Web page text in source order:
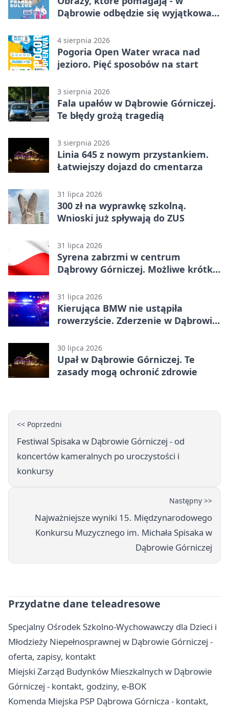
Dąbrowie odbędzie się wyjątkowa
4 sierpnia 2026
Pogoria Open Water wraca nad
jezioro. Pięć sposobów na start
3 sierpnia 2026
Fala upałów w Dąbrowie Górniczej.
Te błędy grożą tragedią
3 sierpnia 2026
Linia 645 z nowym przystankiem.
Łatwiejszy dojazd do cmentarza
31 lipca 2026
300 zł na wyprawkę szkolną.
Wnioski już spływają do ZUS
31 lipca 2026
Syrena zabrzmi w centrum
Dąbrowy Górniczej. Możliwe krótkie
31 lipca 2026
Kierująca BMW nie ustąpiła
rowerzyście. Zderzenie w Dąbrowie
30 lipca 2026
Upał w Dąbrowie Górniczej. Te
zasady mogą ochronić zdrowie
<< Poprzedni
Festiwal Spisaka w Dąbrowie Górniczej - od
koncertów kameralnych po uroczystości i
konkursy
Następny >>
Najważniejsze wyniki 15. Międzynarodowego
Konkursu Muzycznego im. Michała Spisaka w
Dąbrowie Górniczej
Przydatne dane teleadresowe
Specjalny Ośrodek Szkolno-Wychowawczy dla Dzieci i
Młodzieży Niepełnosprawnej w Dąbrowie Górniczej -
oferta, zapisy, kontakt
Miejski Zarząd Budynków Mieszkalnych w Dąbrowie
Górniczej - kontakt, godziny, e-BOK
Komenda Miejska PSP Dąbrowa Górnicza - kontakt,